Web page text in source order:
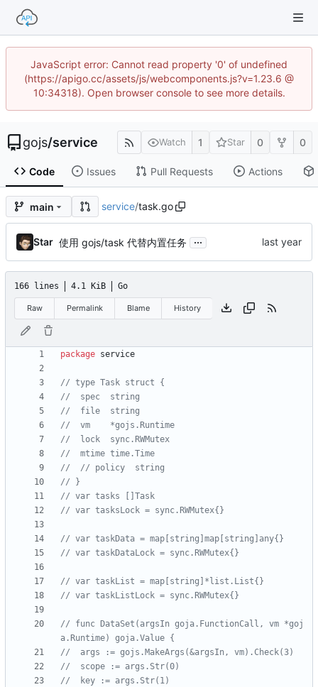
JavaScript error: Cannot read property '0' of undefined
(https://apigo.cc/assets/js/webcomponents.js?v=1.23.6 @
10:34318). Open browser console to see more details.
gojs/service Watch 1 Star 0 0
Code Issues Pull Requests Actions
main service/task.go
Star 使用 gojs/task 代替内置任务 ...
166 lines 4.1 KiB Go
Raw Permalink Blame History
package service
// type Task struct {
// 	spec  string
// 	file  string
// 	vm    *gojs.Runtime
// 	lock  sync.RWMutex
// 	mtime time.Time
// 	// policy  string
// }
// var tasks []Task
// var tasksLock = sync.RWMutex{}
// var taskData = map[string]map[string]any{}
// var taskDataLock = sync.RWMutex{}
// var taskList = map[string]*list.List{}
// var taskListLock = sync.RWMutex{}
// func DataSet(argsIn goja.FunctionCall, vm *goj
a.Runtime) goja.Value {
// 	args := gojs.MakeArgs(&argsIn, vm).Check(3)
// 	scope := args.Str(0)
// 	key := args.Str(1)